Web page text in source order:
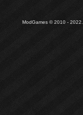
ModGames © 2010 - 2022.